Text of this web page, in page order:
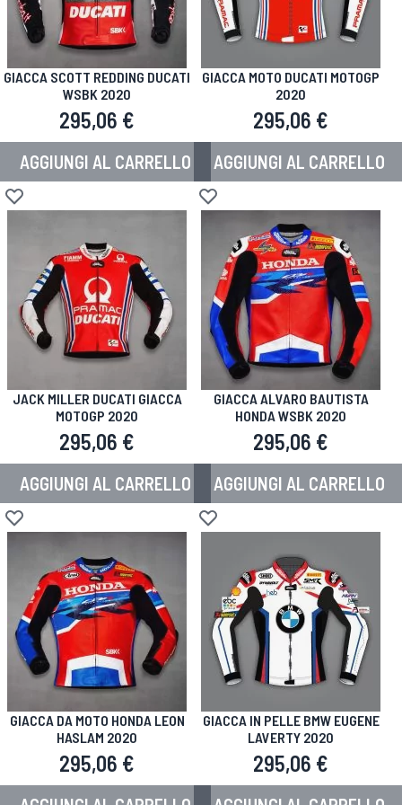
GIACCA SCOTT REDDING DUCATI
WSBK 2020
295,06 €
AGGIUNGI AL CARRELLO
Aggiungi alla lista desideri
GIACCA MOTO DUCATI MOTOGP
2020
295,06 €
AGGIUNGI AL CARRELLO
Aggiungi alla lista desideri
JACK MILLER DUCATI GIACCA
MOTOGP 2020
295,06 €
AGGIUNGI AL CARRELLO
Aggiungi alla lista desideri
GIACCA ALVARO BAUTISTA
HONDA WSBK 2020
295,06 €
AGGIUNGI AL CARRELLO
Aggiungi alla lista desideri
GIACCA DA MOTO HONDA LEON
HASLAM 2020
295,06 €
GIACCA IN PELLE BMW EUGENE
LAVERTY 2020
295,06 €